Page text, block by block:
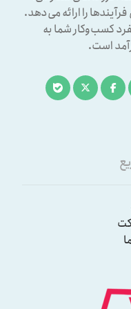
را ارائه می‌دهد.
کسب‌وکار شما به
است.